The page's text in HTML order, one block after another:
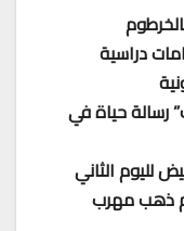
دراسية
رسالة حياة في
لليوم الثاني
كيلوجرام ذهب مهرب